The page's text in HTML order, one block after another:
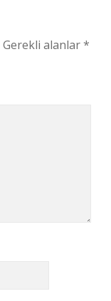
Gerekli alanlar*